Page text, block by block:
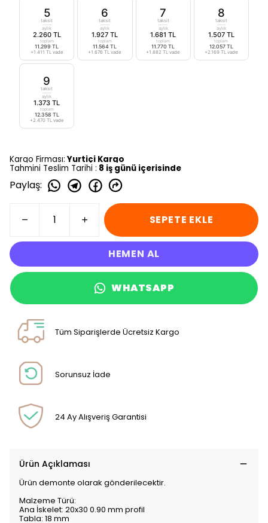
5
taksit
aylık
2.260 TL
toplam
11.299 TL
+1.411 TL vade
6
taksit
aylık
1.927 TL
toplam
11.564 TL
+1.676 TL vade
7
taksit
aylık
1.681 TL
toplam
11.770 TL
+1.882 TL vade
8
taksit
aylık
1.507 TL
toplam
12.057 TL
+2.169 TL vade
9
taksit
aylık
1.373 TL
toplam
12.358 TL
+2.470 TL vade
Kargo Firması: Yurtiçi Kargo
Tahmini Teslim Tarihi : 8 iş günü içerisinde
Paylaş:
SEPETE EKLE
HEMEN AL
WHATSAPP
Tüm Siparişlerde Ücretsiz Kargo
Sorunsuz İade
24 Ay Alışveriş Garantisi
Ürün Açıklaması
Ürün demonte olarak gönderilecektir.
Malzeme Türü:
Ana İskelet: 20x30 0.90 mm profil
Tabla: 18 mm